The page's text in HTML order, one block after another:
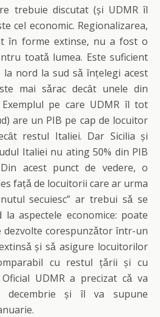
trebuie discutat (și UDMR ȋl
cel economic. Regionalizarea,
ȋn forme extinse, nu a fost o
toatǎ lumea. Este suficient
nord la sud sǎ ȋnțelegi acest
mai sǎrac decȃt unele din
pe care UDMR ȋl tot
are un PIB pe cap de locuitor
restul Italiei. Dar Sicilia și
Italiei nu ating 50% din PIB
acest punct de vedere, o
fațǎ de locuitorii care ar urma
secuiesc” ar trebui sǎ se
aspectele economice: poate
dezvolte corespunzǎtor ȋntr-un
și sǎ asigure locuitorilor
cu restul țǎrii și cu
UDMR a precizat cǎ va
decembrie și ȋl va supune